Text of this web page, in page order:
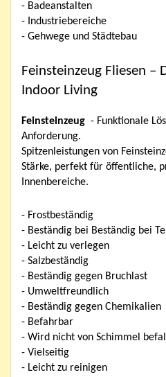
- Badeanstalten
- Industriebereiche
- Gehwege und Städtebau
Feinsteinzeug Fliesen –
Indoor Living
Feinsteinzeug - Funktionale
Anforderung.
Spitzenleistungen von
Stärke, perfekt für öffentliche,
Innenbereiche.
- Frostbeständig
- Beständig bei Beständig bei
- Leicht zu verlegen
- Salzbeständig
- Beständig gegen Bruchlast
- Umweltfreundlich
- Beständig gegen Chemikalien
- Befahrbar
- Wird nicht von Schimmel
- Vielseitig
- Leicht zu reinigen